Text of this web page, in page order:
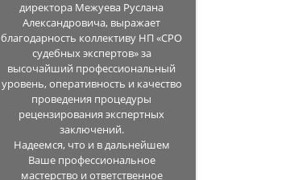
директора Межуева Руслана
Александровича, выражает
благодарность коллективу НП «СРО
судебных экспертов» за
высочайший профессиональный
уровень, оперативность и качество
проведения процедуры
рецензирования экспертных
заключений.
Надеемся, что и в дальнейшем
Ваше профессиональное
мастерство и ответственное